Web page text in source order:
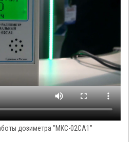
дозиметра "МКС-02СА1"